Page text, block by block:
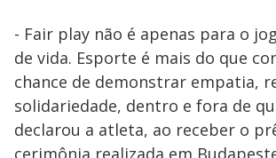
- Fair play não é apenas para o
de vida. Esporte é mais do que
chance de demonstrar empatia,
solidariedade, dentro e fora de
declarou a atleta, ao receber o
cerimônia realizada em